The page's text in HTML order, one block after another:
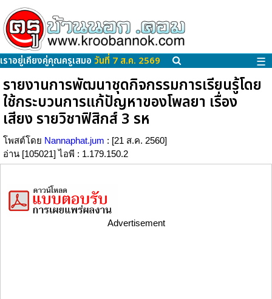
เราอยู่เคียงคู่คุณครูเสมอ วันที่ 7 ส.ค. 2569 ☰
รายงานการพัฒนาชุดกิจกรรมการเรียนรู้โดย
ใช้กระบวนการแก้ปัญหาของโพลยา เรื่อง
เสียง รายวิชาฟิสิกส์ 3 รห
โพสต์โดย Nannaphat.jum : [21 ส.ค. 2560]
อ่าน [105021] ไอพี : 1.179.150.2
Advertisement